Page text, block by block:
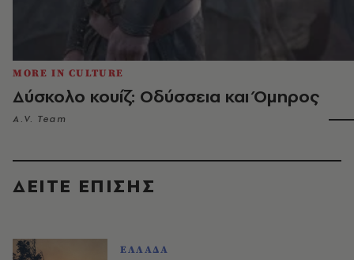
MORE IN CULTURE
Δύσκολο κουίζ: Οδύσσεια και Όμηρος
A.V. Team
ΔΕΙΤΕ ΕΠΙΣΗΣ
ΕΛΛΑΔΑ